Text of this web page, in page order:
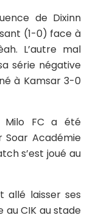
de Dixinn
(1-0) face à
L’autre mal
série négative
à Kamsar 3-0
Milo FC a été
Académie
s’est joué au
allé laisser ses
au CIK au stade